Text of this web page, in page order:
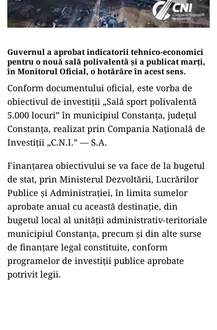
Guvernul a aprobat indicatorii tehnico-economici
pentru o nouă sală polivalentă și a publicat marți,
în Monitorul Oficial, o hotărâre în acest sens.
Conform documentului oficial, este vorba de
obiectivul de investiții „Sală sport polivalentă
5.000 locuri” în municipiul Constanța, județul
Constanța, realizat prin Compania Națională de
Investiții „C.N.I.” — S.A.
Finanțarea obiectivului se va face de la bugetul
de stat, prin Ministerul Dezvoltării, Lucrărilor
Publice și Administrației, în limita sumelor
aprobate anual cu această destinație, din
bugetul local al unității administrativ-teritoriale
municipiul Constanța, precum și din alte surse
de finanțare legal constituite, conform
programelor de investiții publice aprobate
potrivit legii.